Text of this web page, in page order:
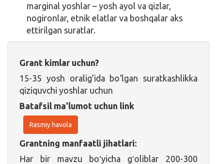
marginal yoshlar – yosh ayol va qizlar,
nogironlar, etnik elatlar va boshqalar aks
ettirilgan suratlar.
Grant kimlar uchun?
15-35 yosh oralig’ida bo‘lgan suratkashlikka
qiziquvchi yoshlar uchun
Batafsil ma'lumot uchun link
Rasmiy havola
Grantning manfaatli jihatlari:
Har bir mavzu boʻyicha gʻoliblar 200-300